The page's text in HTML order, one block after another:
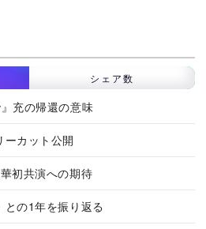
シェア数
充の帰還の意味
ーカット公開
初共演への期待
との1年を振り返る